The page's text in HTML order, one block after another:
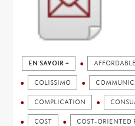
EN SAVOIR +
COLISSIMO
COMPLICATION
COST COST-ORIENTED